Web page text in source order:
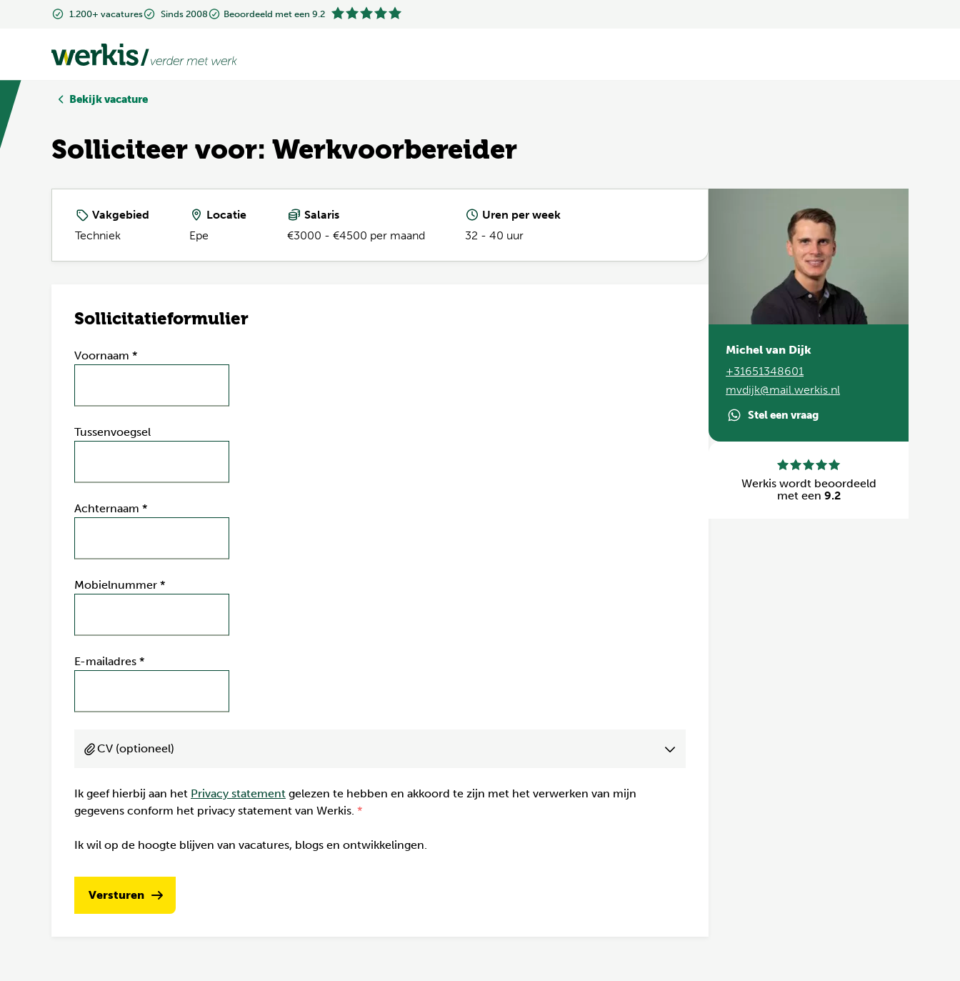
1.200+ vacatures Sinds 2008 Beoordeeld met een 9.2
1.200+ vacatures Sinds 2008 Beoordeeld met een 9.2
Bekijk vacature
Solliciteer voor: Werkvoorbereider
Vakgebied
Techniek
Locatie
Epe
Salaris
€3000 - €4500 per maand
Uren per week
32 - 40 uur
Sollicitatieformulier
Voornaam *
Tussenvoegsel
Achternaam *
Mobielnummer *
E-mailadres *
CV (optioneel)
Ik geef hierbij aan het Privacy statement gelezen te hebben en akkoord te zijn met het verwerken van mijn
gegevens conform het privacy statement van Werkis.
Ik wil op de hoogte blijven van vacatures, blogs en ontwikkelingen.
Versturen
Michel van Dijk
+31651348601
mvdijk@mail.werkis.nl
Stel een vraag
Werkis wordt beoordeeld
met een 9.2